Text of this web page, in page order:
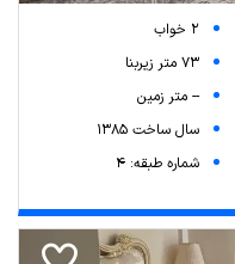
2 خواب
73 متر زیربنا
-- متر زمین
سال ساخت 1385
شماره طبقه: 4